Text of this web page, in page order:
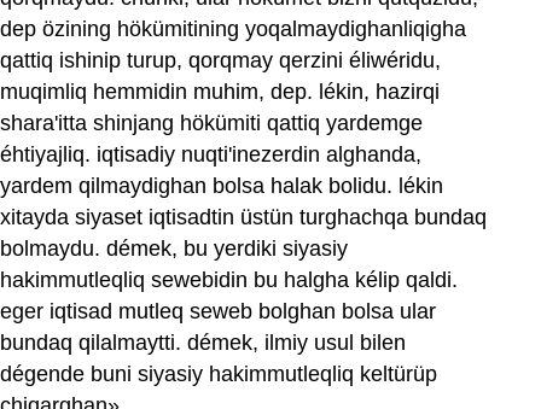
dep özining hökümitining yoqalmaydighanliqigha
qattiq ishinip turup, qorqmay qerzini éliwéridu,
muqimliq hemmidin muhim, dep. lékin, hazirqi
shara'itta shinjang hökümiti qattiq yardemge
éhtiyajliq. iqtisadiy nuqti'inezerdin alghanda,
yardem qilmaydighan bolsa halak bolidu. lékin
xitayda siyaset iqtisadtin üstün turghachqa bundaq
bolmaydu. démek, bu yerdiki siyasiy
hakimmutleqliq sewebidin bu halgha kélip qaldi.
eger iqtisad mutleq seweb bolghan bolsa ular
bundaq qilalmaytti. démek, ilmiy usul bilen
dégende buni siyasiy hakimmutleqliq keltürüp